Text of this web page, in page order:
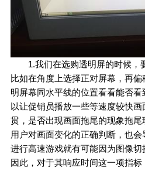
1.我们在选购透明屏的时候，
比如在角度上选择正对屏幕，再
明屏幕同水平线的位置看看能否
以让促销员播放一些等速度较快
贯，是否出现画面拖尾的现象拖
用户对画面变化的正确判断，也
进行高速游戏就有可能因为图像切
因此，对于其响应时间这一项指